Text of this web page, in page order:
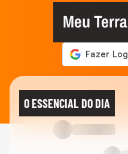
Meu Terra
O ESSENCIAL DO DIA